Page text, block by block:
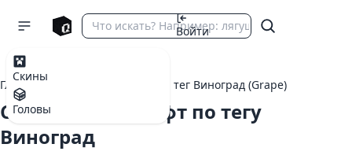
Скины
Головы
Войти
Главная тег Виноград (Grape)
Скины Майнкрафт по тегу
Виноград